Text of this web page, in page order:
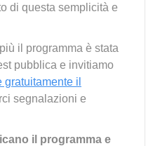
di questa semplicità e
il programma è stata
pubblica e invitiamo
gratuitamente il
segnalazioni e
il programma e